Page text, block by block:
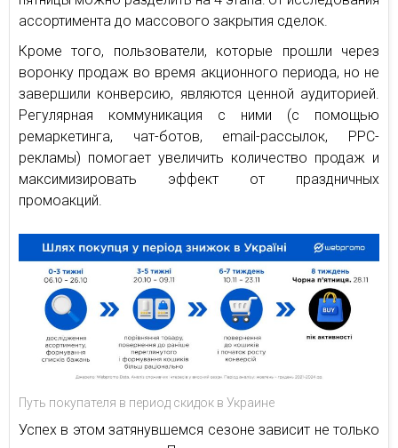
ассортимента до массового закрытия сделок.
Кроме того, пользователи, которые прошли через
воронку продаж во время акционного периода, но не
завершили конверсию, являются ценной аудиторией.
Регулярная коммуникация с ними (с помощью
ремаркетинга, чат-ботов, email-рассылок, PPC-
рекламы) помогает увеличить количество продаж и
максимизировать эффект от праздничных
промоакций.
Путь покупателя в период скидок в Украине
Успех в этом затянувшемся сезоне зависит не только